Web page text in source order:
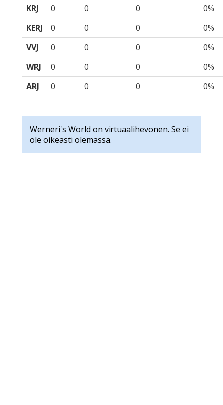
KRJ 0 0 0
0%
KERJ
0 0 0
0%
VVJ
0 0 0
0%
WRJ
0 0 0
0%
ARJ
0 0 0 0%
Werneri's World on virtuaalihevonen. Se ei
ole oikeasti olemassa.